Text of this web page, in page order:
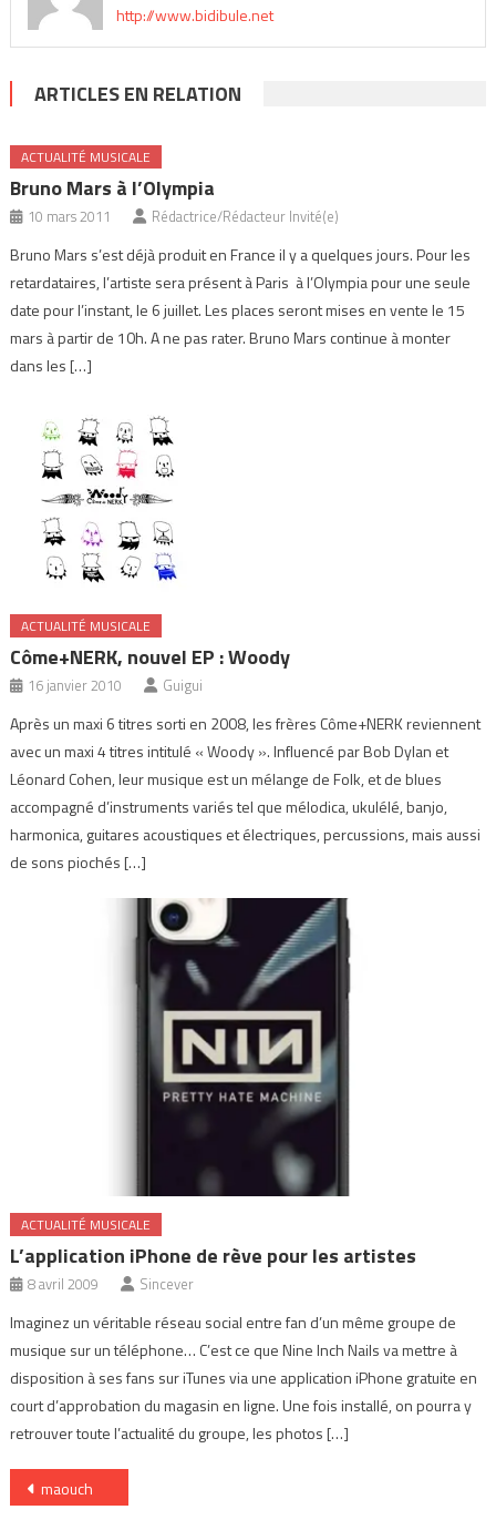
http://www.bidibule.net
ARTICLES EN RELATION
ACTUALITÉ MUSICALE
Bruno Mars à l’Olympia
10 mars 2011 Rédactrice/Rédacteur Invité(e)
Bruno Mars s’est déjà produit en France il y a quelques jours. Pour les
retardataires, l’artiste sera présent à Paris à l’Olympia pour une seule
date pour l’instant, le 6 juillet. Les places seront mises en vente le 15
mars à partir de 10h. A ne pas rater. Bruno Mars continue à monter
dans les […]
ACTUALITÉ MUSICALE
Côme+NERK, nouvel EP : Woody
16 janvier 2010 Guigui
Après un maxi 6 titres sorti en 2008, les frères Côme+NERK reviennent
avec un maxi 4 titres intitulé « Woody ». Influencé par Bob Dylan et
Léonard Cohen, leur musique est un mélange de Folk, et de blues
accompagné d’instruments variés tel que mélodica, ukulélé, banjo,
harmonica, guitares acoustiques et électriques, percussions, mais aussi
de sons piochés […]
ACTUALITÉ MUSICALE
L’application iPhone de rève pour les artistes
8 avril 2009 Sincever
Imaginez un véritable réseau social entre fan d’un même groupe de
musique sur un téléphone… C’est ce que Nine Inch Nails va mettre à
disposition à ses fans sur iTunes via une application iPhone gratuite en
court d’approbation du magasin en ligne. Une fois installé, on pourra y
retrouver toute l’actualité du groupe, les photos […]
Navigation
maouch